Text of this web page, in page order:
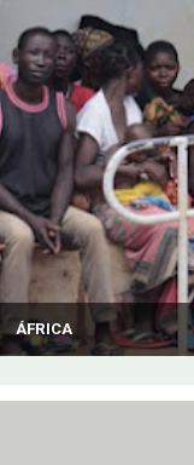
ÁFRICA